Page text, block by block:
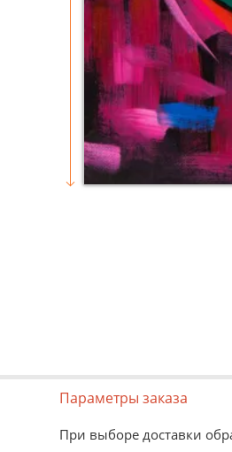
Параметры заказа
При выборе доставки